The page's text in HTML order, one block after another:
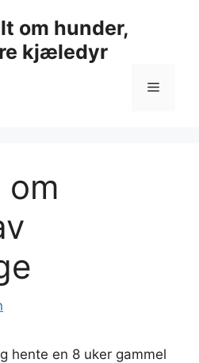
om hunder,
kjæledyr
Meny
om
hente en 8 uker gammel